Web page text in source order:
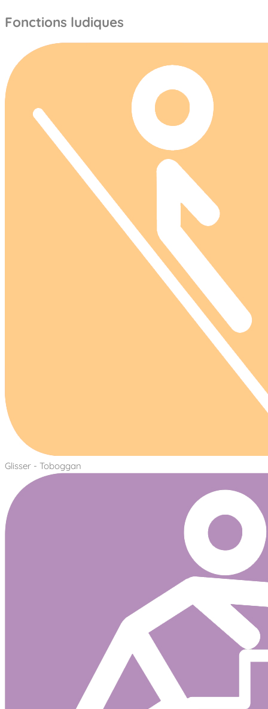
Fonctions ludiques
Glisser - Toboggan